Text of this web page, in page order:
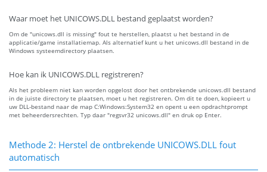
Waar moet het UNICOWS.DLL bestand geplaatst worden?
Om de "unicows.dll is missing" fout te herstellen, plaatst u het bestand in de
applicatie/game installatiemap. Als alternatief kunt u het unicows.dll bestand in de
Windows systeemdirectory plaatsen.
Hoe kan ik UNICOWS.DLL registreren?
Als het probleem niet kan worden opgelost door het ontbrekende unicows.dll bestand
in de juiste directory te plaatsen, moet u het registreren. Om dit te doen, kopieert u
uw DLL-bestand naar de map C:Windows:System32 en opent u een opdrachtprompt
met beheerdersrechten. Typ daar "regsvr32 unicows.dll" en druk op Enter.
Methode 2: Herstel de ontbrekende UNICOWS.DLL fout
automatisch